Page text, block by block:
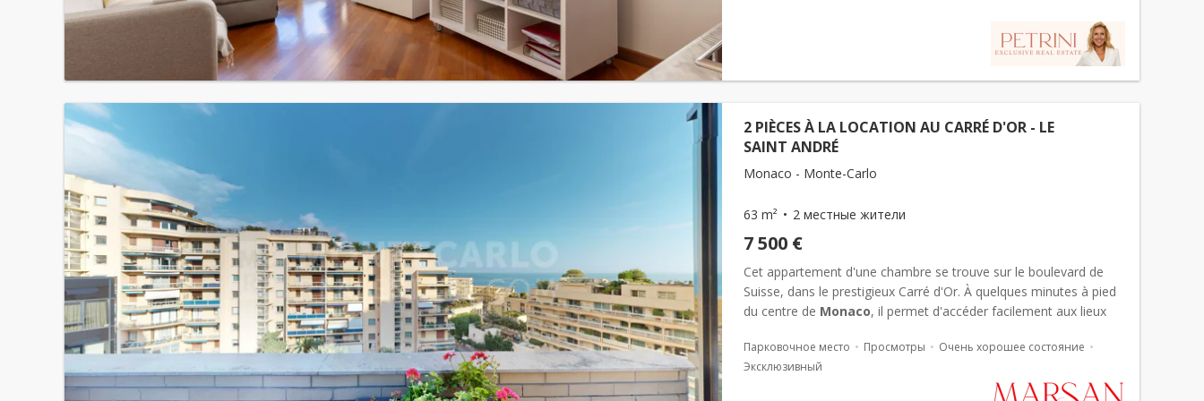
2 PIÈCES À LA LOCATION AU CARRÉ D'OR - LE
SAINT ANDRÉ
Monaco - Monte-Carlo
63 m² 2 местные жители
7 500 €
Cet appartement d'une chambre se trouve sur le boulevard de
Suisse, dans le prestigieux Carré d'Or. À quelques minutes à pied
du centre de Monaco, il permet d'accéder facilement aux lieux
Парковочное место Просмотры
Очень хорошее состояние
Эксклюзивный